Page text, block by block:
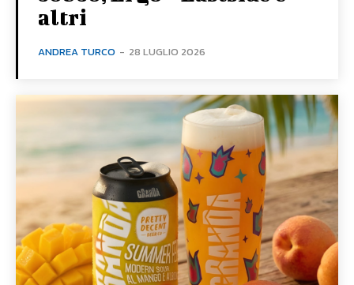
altri
ANDREA TURCO - 28 LUGLIO 2026